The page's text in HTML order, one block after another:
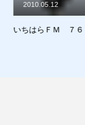
いちはらＦＭ ７６．７
2010.05.12